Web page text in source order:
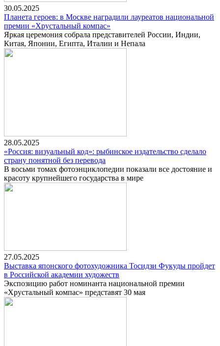
30.05.2025
Планета героев: в Москве наградили лауреатов национальной
премии «Хрустальный компас»
Яркая церемония собрала представителей России, Индии,
Китая, Японии, Египта, Италии и Непала
28.05.2025
«Россия: визуальный код»: рыбинское издательство сделало
страну понятной без перевода
В восьми томах фотоэнциклопедии показали все достояние и
красоту крупнейшего государства в мире
27.05.2025
Выставка японского фотохудожника Тосидзи Фукуды пройдет
в Российской академии художеств
Экспозицию работ номинанта национальной премии
«Хрустальный компас» представят 30 мая